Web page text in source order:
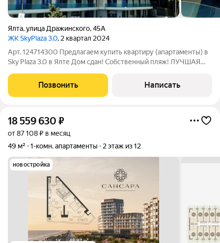
Ялта,улица Дражинского,45А
ЖК SkyPlaza 3.0, 2 квартал 2024
Арт. 124714300 Предлагаем купить квартиру (апартаменты) в
Sky Plaza 3.0 в Ялте Дом сдан! Собственный пляж! ЛУЧШАЯ
вариант как для постоянной жизни, так и для летнего отдыха
или сдачи в аренду!
Позвонить Написать
18 559 630 ₽
от 87 108 ₽ в месяц
49 м²
1-комн. апартаменты 2 этаж из 12
новостройка